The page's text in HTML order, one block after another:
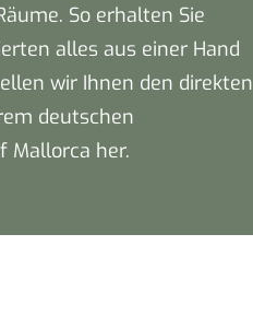
So erhalten Sie
alles aus einer Hand
wir Ihnen den direkten
deutschen
Mallorca her.